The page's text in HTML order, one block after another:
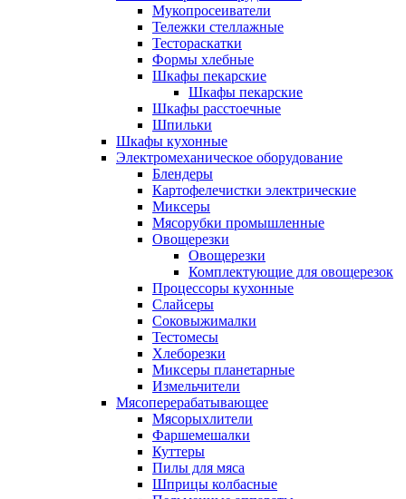
Мукопросеиватели
Тележки стеллажные
Тестораскатки
Формы хлебные
Шкафы пекарские
Шкафы пекарские
Шкафы расстоечные
Шпильки
Шкафы кухонные
Электромеханическое оборудование
Блендеры
Картофелечистки электрические
Миксеры
Мясорубки промышленные
Овощерезки
Овощерезки
Комплектующие для овощерезок
Процессоры кухонные
Слайсеры
Соковыжималки
Тестомесы
Хлеборезки
Миксеры планетарные
Измельчители
Мясоперерабатывающее
Мясорыхлители
Фаршемешалки
Куттеры
Пилы для мяса
Шприцы колбасные